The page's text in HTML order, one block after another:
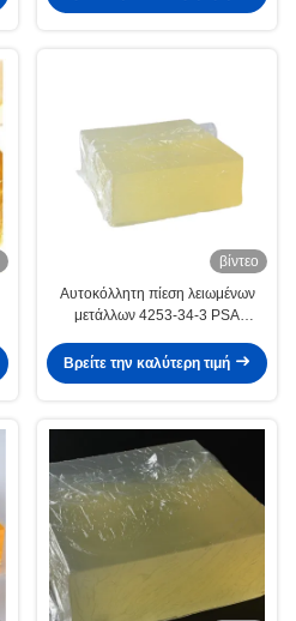
βίντεο
Αυτοκόλλητη πίεση λειωμένων
μετάλλων 4253-34-3 PSA
κόλλα
Βρείτε την καλύτερη τιμή